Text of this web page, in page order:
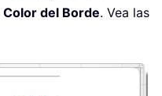
Color del Borde. Vea las